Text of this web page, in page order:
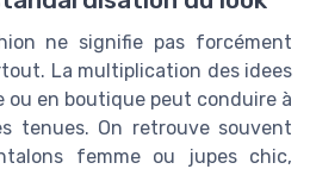
ne signifie pas forcément
La multiplication des idees
ou en boutique peut conduire à
tenues. On retrouve souvent
femme ou jupes chic,